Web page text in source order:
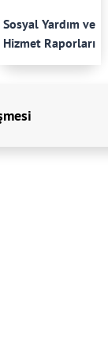
Sosyal Yardım ve
Hizmet Raporları